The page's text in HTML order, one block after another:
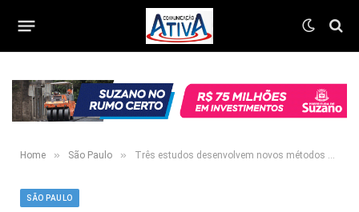
Home » São Paulo » Três estudos desenvolvem novos métodos sustentáveis para produzir amônia
SÃO PAULO